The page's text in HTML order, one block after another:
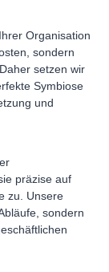
Organisation
sondern
setzen wir
Symbiose
und
präzise auf
zu. Unsere
sondern